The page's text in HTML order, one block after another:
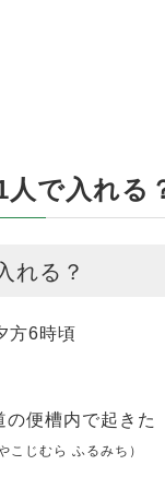
人で入れる
れる？
方6時頃
便槽内で起きた
こじむら ふるみち）